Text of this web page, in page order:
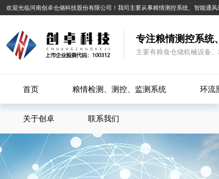
欢迎光临河南创卓仓储科技股份有限公司！我司主要从事粮情测控系统、智能通
专注粮情测控系统
主要有粮食仓储机械设备
首页 粮情检测、测控、监测系统 环流
关于创卓 联系我们